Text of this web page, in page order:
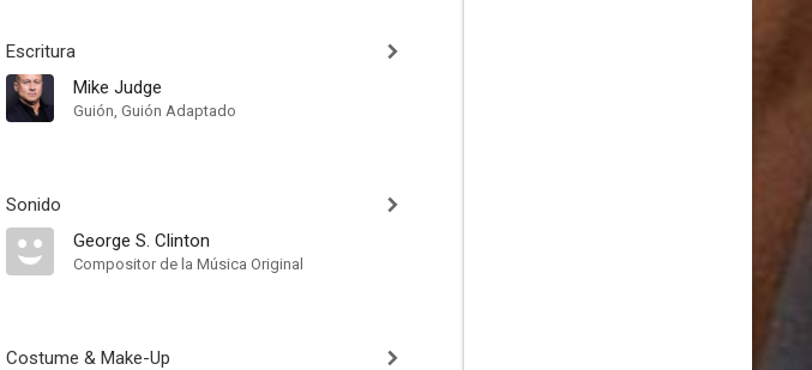
Escritura
Mike Judge
Guión, Guión Adaptado
Sonido
George S. Clinton
Compositor de la Música Original
Costume & Make-Up